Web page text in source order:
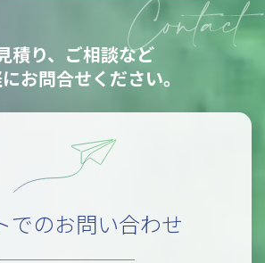
積り、ご相談など
お問合せください。
でのお問い合わせ